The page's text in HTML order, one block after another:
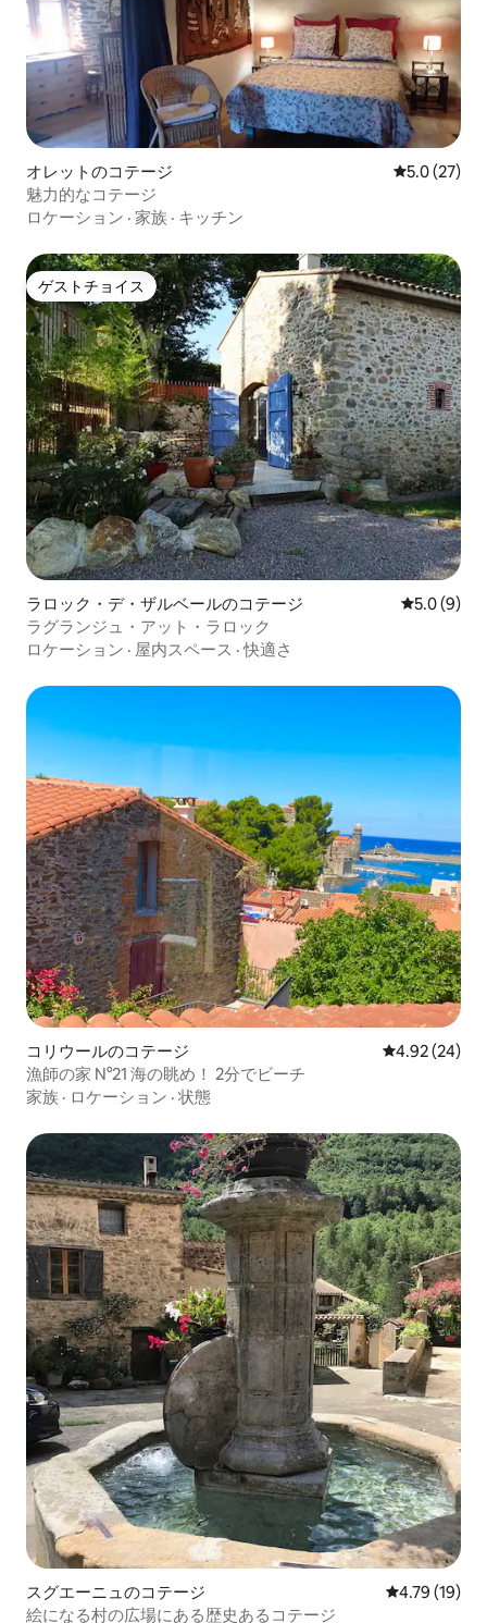
オレットのコテージ レビュー27
5.0 (27)
魅力的なコテージ
ロケーション · 家族 · キッチン
ゲストチョイス
ゲストチョイス
ラロック・デ・ザルベールのコテージ レビュー9
5.0 (9)
ラグランジュ・アット・ラロック
ロケーション · 屋内スペース ·快適さ
コリウールのコテージ レビュー24
4.92 (24)
漁師の家 N°21 海の眺め！ 2分でビーチ
家族 · ロケーション · 状態
スグエーニュのコテージ レビュー19
4.79 (19)
絵になる村の広場にある歴史あるコテージ